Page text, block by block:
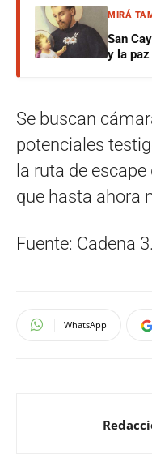
MIRÁ
San
y la
Se buscan
potenciales
la ruta de
que hasta ahora
Fuente: Cadena 3.
WhatsApp